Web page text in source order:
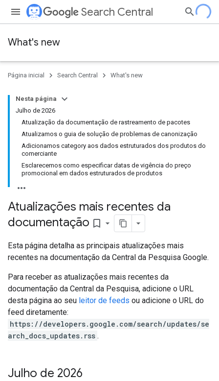
Search Central
What's new
Página inicial Search Central What's new
Nesta página
Julho de 2026
Atualização da documentação de rastreamento de pacotes
Atualizamos o guia de solução de problemas de canonização
Adicionamos category aos dados estruturados dos produtos do
comerciante
Esclarecemos como especificar datas de vigência do preço
promocional em dados estruturados de produtos
Atualizações mais recentes da
documentação bookmark_border
Esta página detalha as principais atualizações mais
recentes na documentação da Central da Pesquisa Google.
Para receber as atualizações mais recentes da
documentação da Central da Pesquisa, adicione o URL
desta página ao seu leitor de feeds ou adicione o URL do
feed diretamente:
https://developers.google.com/search/updates/se
arch_docs_updates.rss .
Julho de 2026